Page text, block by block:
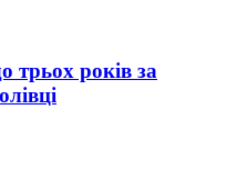
трьох років за